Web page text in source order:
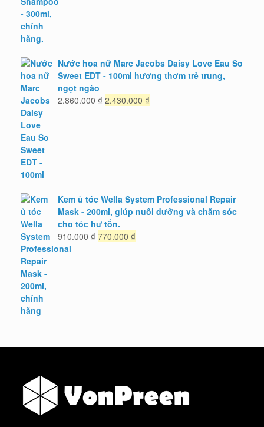
Nước hoa nữ Marc Jacobs Daisy Love Eau So
Sweet EDT - 100ml hương thơm trẻ trung,
ngọt ngào
2.860.000₫ Giá
2.430.000 ₫Giá
Kem ủ tóc Wella System Professional Repair
Mask - 200ml, giúp nuôi dưỡng và chăm sóc
cho tóc hư tổn.
910.000₫ Giá
770.000 ₫Giá